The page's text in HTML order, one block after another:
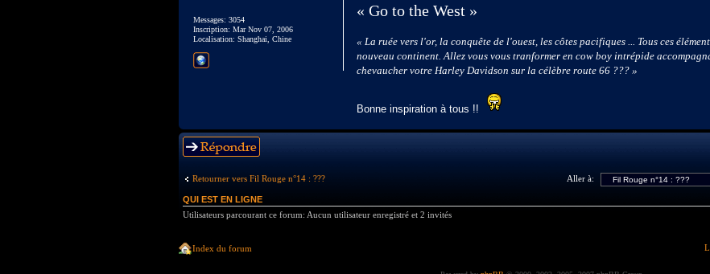
« Go to the West »
« La ruée vers l'or, la conquête de l'ouest, les côtes pacifiques ... Tous ces
nouveau continent. Allez vous vous tranformer en cow boy intrépide
chevaucher votre Harley Davidson sur la célèbre route 66 ??? »
Bonne inspiration à tous !!
Messages: 3054
Inscription: Mar Nov 07, 2006
Localisation: Shanghai, Chine
Répondre
Retourner vers Fil Rouge n°14 : ??? Aller à:
QUI EST EN LIGNE
Utilisateurs parcourant ce forum: Aucun utilisateur enregistré et 2 invités
Index du forum